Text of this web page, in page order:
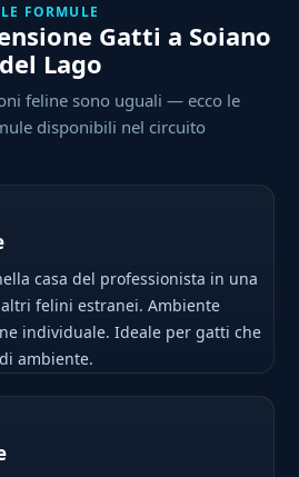
LE FORMULE
Gatti a Soiano
del Lago
feline sono uguali — ecco le
disponibili nel circuito
casa del professionista in una
felini estranei. Ambiente
individuale. Ideale per gatti che
ambiente.